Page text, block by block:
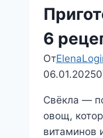
6
От
06.01.2025
Свёкла —
овощ,
витаминов